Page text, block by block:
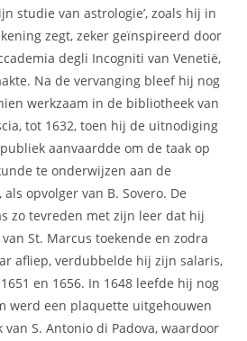
studie van astrologie’, zoals hij in
zegt, zeker geïnspireerd door
degli Incogniti van Venetië,
Na de vervanging bleef hij nog
werkzaam in de bibliotheek van
tot 1632, toen hij de uitnodiging
aanvaardde om de taak op
te onderwijzen aan de
opvolger van B. Sovero. De
zo tevreden met zijn leer dat hij
St. Marcus toekende en zodra
afliep, verdubbelde hij zijn salaris,
en 1656. In 1648 leefde hij nog
werd een plaquette uitgehouwen
S. Antonio di Padova, waardoor